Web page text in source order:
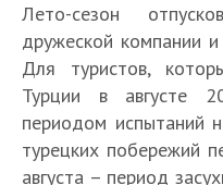
Лето-сезон
дружеской компании
Для туристов,
Турции в августе
периодом испытаний
турецких побережий
августа – период